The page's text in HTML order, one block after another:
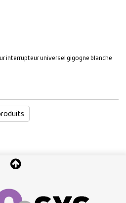
interrupteur universel gigogne blanche